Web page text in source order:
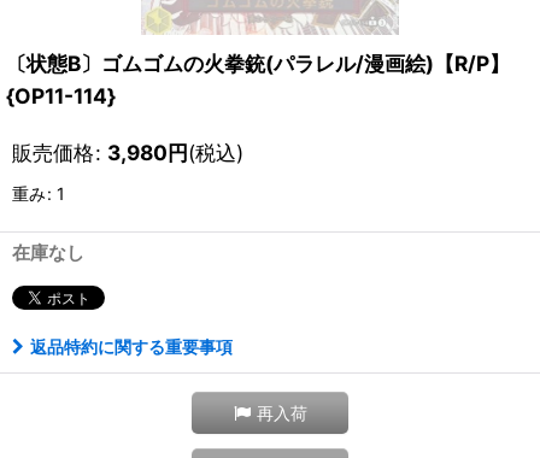
〔状態B〕ゴムゴムの火拳銃(パラレル/漫画絵)【R/P】
{OP11-114}
販売価格: 3,980円(税込)
重み: 1
在庫なし
返品特約に関する重要事項
再入荷